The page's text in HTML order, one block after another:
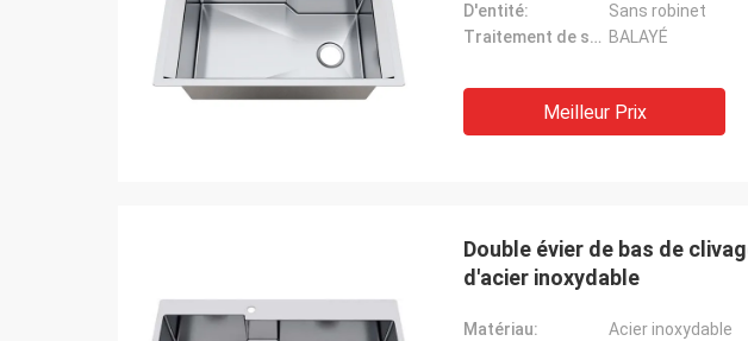
D'entité:
Sans robinet
Traitement de surface: BALAYÉ
Meilleur Prix
Double évier de bas de
d'acier inoxydable
Matériau:
Acier inoxydable